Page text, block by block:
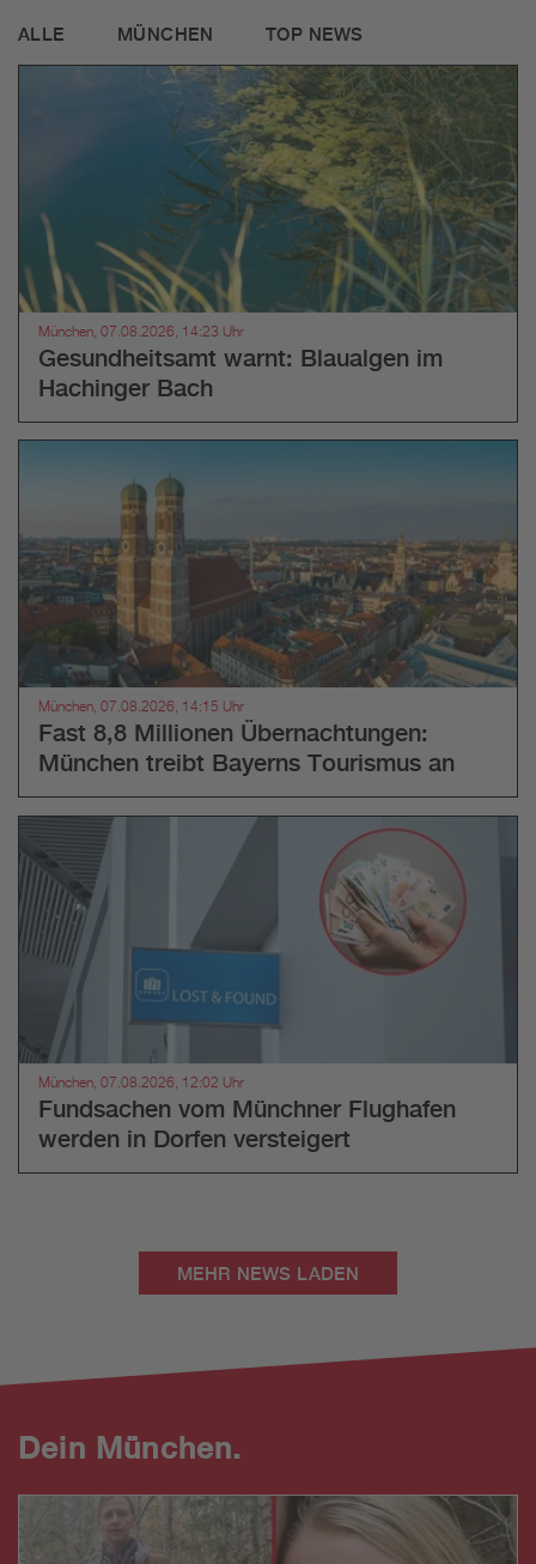
ALLE MÜNCHEN TOP NEWS
München, 07.08.2026, 14:23 Uhr
Gesundheitsamt warnt: Blaualgen im
Hachinger Bach
München, 07.08.2026, 14:15 Uhr
Fast 8,8 Millionen Übernachtungen:
München treibt Bayerns Tourismus an
München, 07.08.2026, 12:02 Uhr
Fundsachen vom Münchner Flughafen
werden in Dorfen versteigert
MEHR NEWS LADEN
Dein München.